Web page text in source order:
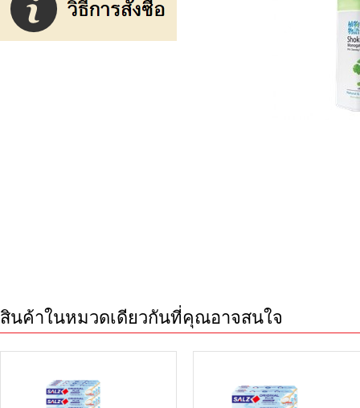
สินค้าในหมวดเดียวกันที่คุณอาจสนใจ